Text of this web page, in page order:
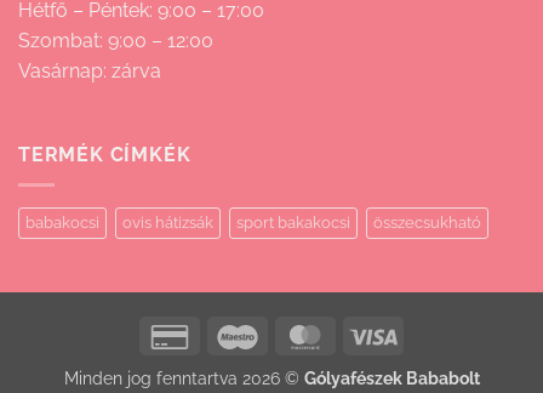
Hétfő – Péntek: 9:00 – 17:00
Szombat: 9:00 – 12:00
Vasárnap: zárva
TERMÉK CÍMKÉK
babakocsi ovis hátizsák sport bakakocsi összecsukható
Credit
Maestro MasterCard
Minden jog fenntartva 2026 © Gólyafészek Bababolt